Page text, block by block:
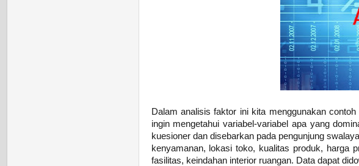
Dalam analisis faktor ini kita menggunakan
ingin mengetahui variabel-variabel apa yang
kuesioner dan disebarkan pada pengunjung
kenyamanan, lokasi toko, kualitas produk, harga
fasilitas, keindahan interior ruangan. Data dapat